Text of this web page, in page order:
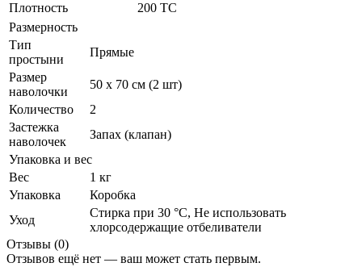
Плотность
200 ТС
Размерность
Тип
простыни
Прямые
Размер
наволочки
50 х 70 см (2 шт)
Количество
2
Застежка
наволочек
Запах (клапан)
Упаковка и вес
Вес
1 кг
Упаковка
Коробка
Уход
Стирка при 30 °С, Не использовать
хлорсодержащие отбеливатели
Отзывы (0)
Отзывов ещё нет — ваш может стать первым.